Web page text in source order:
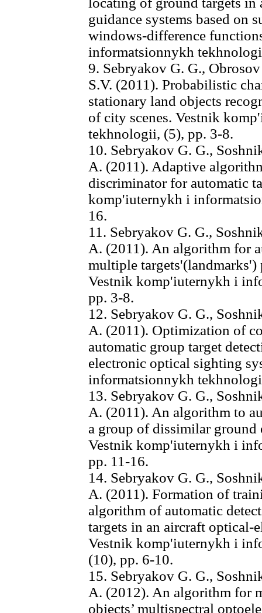
guidance systems based on
windows-difference
informatsionnykh
9. Sebryakov G. G.,
S.V. (2011). Probabilistic
stationary land objects
of city scenes. Vestnik
tekhnologii, (5), pp. 3-8.
10. Sebryakov G. G.,
A. (2011). Adaptive
discriminator for automatic
komp'iuternykh i
16.
11. Sebryakov G. G.,
A. (2011). An algorithm for
multiple
Vestnik komp'iuternykh i
pp. 3-8.
12. Sebryakov G. G.,
A. (2011). Optimization of
automatic group target
electronic optical sighting
informatsionnykh
13. Sebryakov G. G.,
A. (2011). An algorithm to
a group of dissimilar
Vestnik komp'iuternykh i
pp. 11-16.
14. Sebryakov G. G.,
A. (2011). Formation of
algorithm of automatic
targets in an aircraft optical-
Vestnik komp'iuternykh i
(10), pp. 6-10.
15. Sebryakov G. G.,
A. (2012). An algorithm for
objects’ multispectral